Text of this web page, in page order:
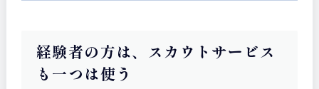
経験者の方は、スカウトサービス
も一つは使う